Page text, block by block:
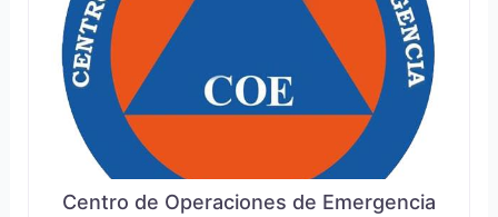
Centro de Operaciones de Emergencia